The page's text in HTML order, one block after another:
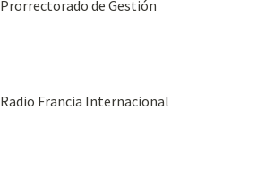
Prorrectorado de Gestión
Radio Francia Internacional